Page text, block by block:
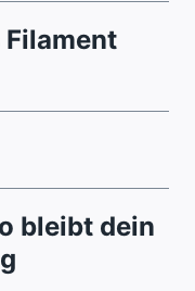
bleibt dein